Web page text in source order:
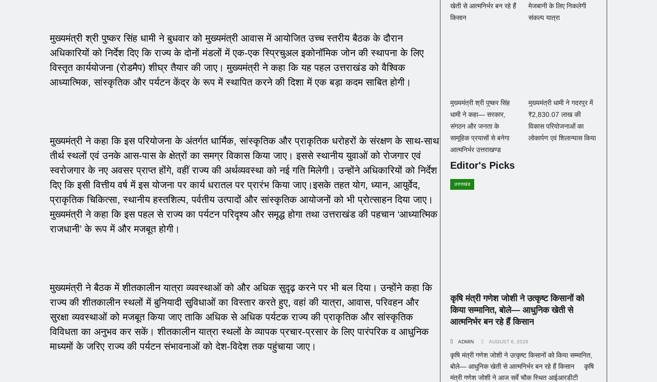
मुख्यमंत्री श्री पुष्कर सिंह धामी ने बुधवार को मुख्यमंत्री आवास में आयोजित उच्च स्तरीय बैठक के दौरान
अधिकारियों को निर्देश दिए कि राज्य के दोनों मंडलों में एक-एक स्प्रिचुअल इकोनॉमिक जोन की स्थापना के लिए
विस्तृत कार्ययोजना (रोडमैप) शीघ्र तैयार की जाए। मुख्यमंत्री ने कहा कि यह पहल उत्तराखंड को वैश्विक
आध्यात्मिक, सांस्कृतिक और पर्यटन केंद्र के रूप में स्थापित करने की दिशा में एक बड़ा कदम साबित होगी।
मुख्यमंत्री ने कहा कि इस परियोजना के अंतर्गत धार्मिक, सांस्कृतिक और प्राकृतिक धरोहरों के संरक्षण के साथ-साथ
तीर्थ स्थलों एवं उनके आस-पास के क्षेत्रों का समग्र विकास किया जाए। इससे स्थानीय युवाओं को रोजगार एवं
स्वरोजगार के नए अवसर प्राप्त होंगे, वहीं राज्य की अर्थव्यवस्था को नई गति मिलेगी। उन्होंने अधिकारियों को निर्देश
दिए कि इसी वित्तीय वर्ष में इस योजना पर कार्य धरातल पर प्रारंभ किया जाए।इसके तहत योग, ध्यान, आयुर्वेद,
प्राकृतिक चिकित्सा, स्थानीय हस्तशिल्प, पर्वतीय उत्पादों और सांस्कृतिक आयोजनों को भी प्रोत्साहन दिया जाए।
मुख्यमंत्री ने कहा कि इस पहल से राज्य का पर्यटन परिदृश्य और समृद्ध होगा तथा उत्तराखंड की पहचान ‘आध्यात्मिक
राजधानी’ के रूप में और मजबूत होगी।
मुख्यमंत्री ने बैठक में शीतकालीन यात्रा व्यवस्थाओं को और अधिक सुदृढ़ करने पर भी बल दिया। उन्होंने कहा कि
राज्य की शीतकालीन स्थलों में बुनियादी सुविधाओं का विस्तार करते हुए, वहां की यात्रा, आवास, परिवहन और
सुरक्षा व्यवस्थाओं को मजबूत किया जाए ताकि अधिक से अधिक पर्यटक राज्य की प्राकृतिक और सांस्कृतिक
विविधता का अनुभव कर सकें। शीतकालीन यात्रा स्थलों के व्यापक प्रचार-प्रसार के लिए पारंपरिक व आधुनिक
माध्यमों के जरिए राज्य की पर्यटन संभावनाओं को देश-विदेश तक पहुंचाया जाए।
खेती से आत्मनिर्भर बन रहे हैं
किसान
मेजबानी के लिए निकलेगी
संकल्प यात्रा
मुख्यमंत्री श्री पुष्कर सिंह
धामी ने कहा— सरकार,
संगठन और जनता के
सामूहिक प्रयासों से बनेगा
आत्मनिर्भर उत्तराखण्ड
मुख्यमंत्री धामी ने गदरपुर में
₹2,830.07 लाख की
विकास परियोजनाओं का
लोकार्पण एवं शिलान्यास किया
Editor's Picks
उत्तराखंड
कृषि मंत्री गणेश जोशी ने उत्कृष्ट किसानों को
किया सम्मानित, बोले— आधुनिक खेती से
आत्मनिर्भर बन रहे हैं किसान
ADMIN AUGUST 6, 2026
कृषि मंत्री गणेश जोशी ने उत्कृष्ट किसानों को किया सम्मानित,
बोले— आधुनिक खेती से आत्मनिर्भर बन रहे हैं किसान कृषि
मंत्री गणेश जोशी ने आज सर्वे चौक स्थित आईआरडीटी